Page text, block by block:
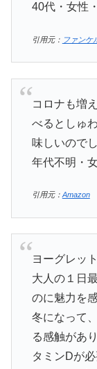
40代・女性
引用元： ファンケ
コロナも増
べるとしゅ
味しいので
年代不明・
引用元： Amazon
ヨーグレッ
大人の１日
のに魅力を
冬になって
る感触があ
タミンDが